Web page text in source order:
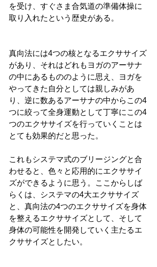
を受け、すぐさま合気道の準備体操に
取り入れたという歴史がある。
真向法には4つの核となるエクササイズ
があり、それはどれもヨガのアーサナ
の中にあるもののように思え、ヨガを
やってきた自分としては親しみがあ
り、逆に数あるアーサナの中からこの4
つに絞って全身運動として丁寧にこの4
つのエクササイズを行っていくことは
とても効果的だと思った。
これもシステマ式のブリージングと合
わせると、色々と応用的にエクササイ
ズができるように思う。ここからしば
らくは、システマの4大エクササイズ
と、真向法の4つのエクササイズを身体
を整えるエクササイズとして、そして
身体の可能性を開発していく主たるエ
クササイズとしたい。